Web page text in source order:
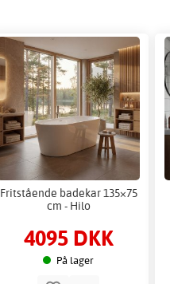
Fritstående badekar 135×75
cm - Hilo
4095 DKK
På lager